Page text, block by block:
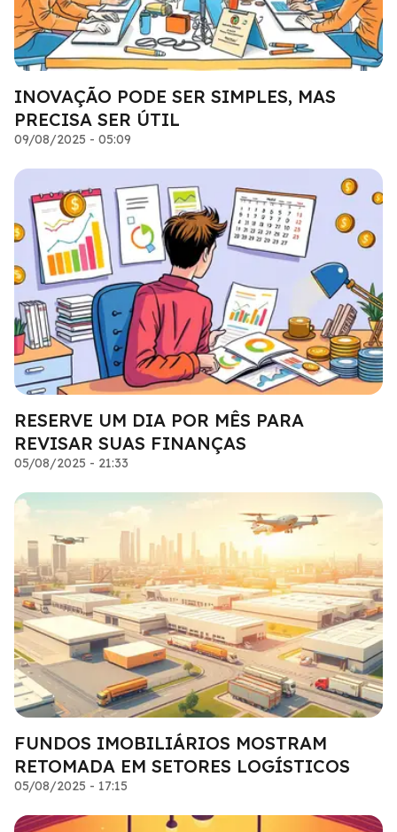
INOVAÇÃO PODE SER SIMPLES, MAS
PRECISA SER ÚTIL
09/08/2025 - 05:09
RESERVE UM DIA POR MÊS PARA
REVISAR SUAS FINANÇAS
05/08/2025 - 21:33
FUNDOS IMOBILIÁRIOS MOSTRAM
RETOMADA EM SETORES LOGÍSTICOS
05/08/2025 - 17:15